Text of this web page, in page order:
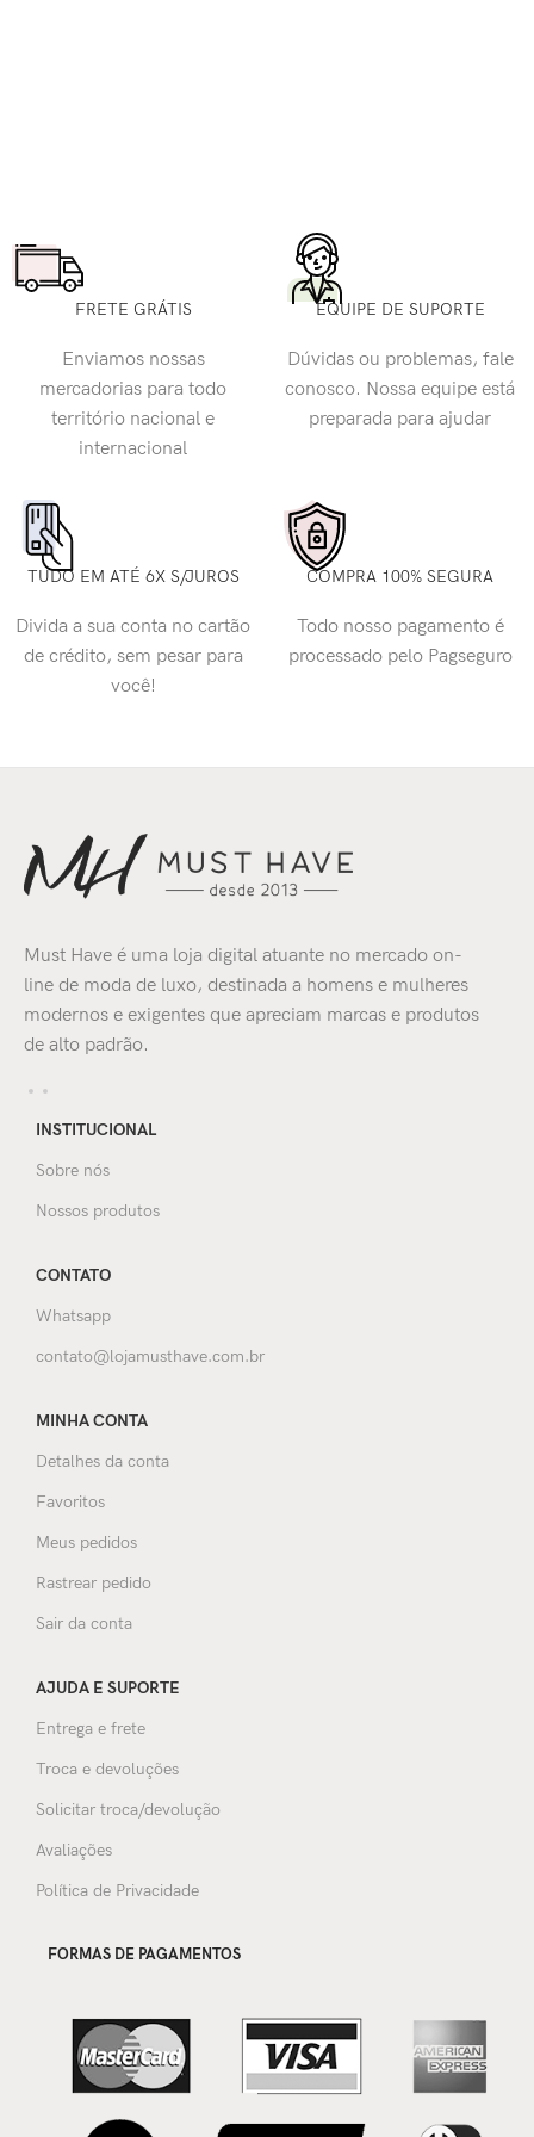
FRETE GRÁTIS
Enviamos nossas
mercadorias para todo
território nacional e
internacional
EQUIPE DE SUPORTE
Dúvidas ou problemas, fale
conosco. Nossa equipe está
preparada para ajudar
TUDO EM ATÉ 6X S/JUROS
Divida a sua conta no cartão
de crédito, sem pesar para
você!
COMPRA 100% SEGURA
Todo nosso pagamento é
processado pelo Pagseguro
Must Have é uma loja digital atuante no mercado on-
line de moda de luxo, destinada a homens e mulheres
modernos e exigentes que apreciam marcas e produtos
de alto padrão.
INSTITUCIONAL
Sobre nós
Nossos produtos
CONTATO
Whatsapp
contato@lojamusthave.com.br
MINHA CONTA
Detalhes da conta
Favoritos
Meus pedidos
Rastrear pedido
Sair da conta
AJUDA E SUPORTE
Entrega e frete
Troca e devoluções
Solicitar troca/devolução
Avaliações
Política de Privacidade
FORMAS DE PAGAMENTOS